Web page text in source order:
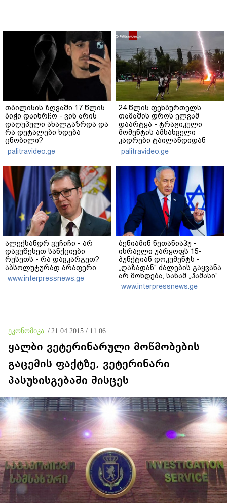
თბილისის ზღვაში 17 წლის
ბიჭი დაიხრჩო - ვინ არის
დაღუპული ახალგაზრდა და
რა დეტალები ხდება
ცნობილი?
palitravideo.ge
24 წლის ფეხბურთელს
თამაშის დროს ელვამ
დაარტყა - ტრაგიკული
მომენტის ამსახველი
კადრები ტაილანდიდან
მედიაში ვრცელდება
palitravideo.ge
ალექსანდრ ვუჩიჩი - არ
დავუწესეთ სანქციები
რუსეთს - რა დავკარგეთ?
აბსოლუტურად არაფერი
www.interpressnews.ge
ბენიამინ ნეთანიაჰუ -
ისრაელი უარყოფს 15-
პუნქტიან დოკუმენტს -
„ღაზადან“ ძალების გაყვანა
არ მოხდება, სანამ „ჰამასი“
ნამდვილად არ
განიარაღდება
www.interpressnews.ge
ეკონომიკა / 21.04.2015 / 11:06
ყალბი ვეტერინარული მოწმობების
გაცემის ფაქტზე, ვეტერინარი
პასუხისგებაში მისცეს